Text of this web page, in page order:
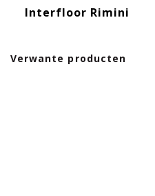
Verwante producten
Interfloor Rimini